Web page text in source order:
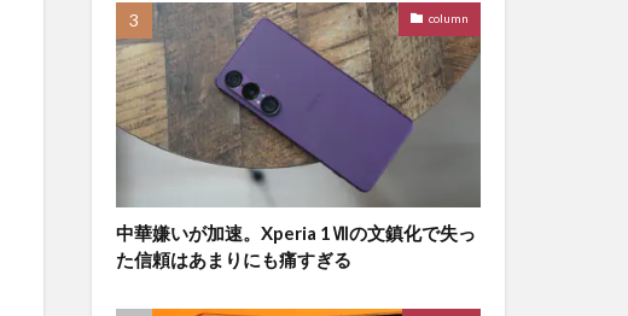
column
中華嫌いが加速。Xperia 1Ⅶの文鎮化で失っ
た信頼はあまりにも痛すぎる